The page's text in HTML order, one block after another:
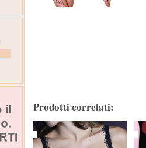
Prodotti correlati: